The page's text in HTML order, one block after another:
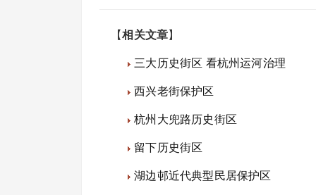
【相关文章】
三大历史街区 看杭州运河治理
西兴老街保护区
杭州大兜路历史街区
留下历史街区
湖边邨近代典型民居保护区